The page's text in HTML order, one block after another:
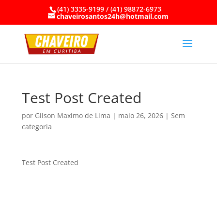
(41) 3335-9199 / (41) 98872-6973
chaveirosantos24h@hotmail.com
Test Post Created
por Gilson Maximo de Lima | maio 26, 2026| Sem
categoria
Test Post Created